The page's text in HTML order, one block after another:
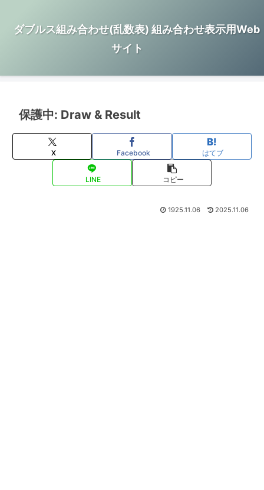
ダブルス組み合わせ(乱数表) 組み合わせ表示用Web
サイト
保護中: Draw & Result
X Facebook はてブ
LINE コピー
1925.11.06 2025.11.06